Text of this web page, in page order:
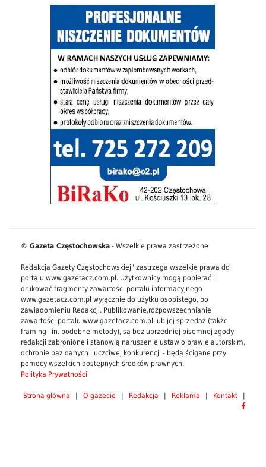
© Gazeta Częstochowska - Wszelkie prawa zastrzeżone
Redakcja Gazety Częstochowskiej" zastrzega wszelkie prawa do
portalu www.gazetacz.com.pl. Użytkownicy mogą pobierać i
drukować fragmenty zawartości portalu informacyjnego
www.gazetacz.com.pl wyłącznie do użytku osobistego, po
zawiadomieniu Redakcji. Publikowanie,rozpowszechnianie
zawartości portalu www.gazetacz.com.pl lub jej sprzedaż (także
framing i in. podobne metody), są bez uprzedniej pisemnej zgody
redakcji zabronione i stanowią naruszenie ustaw o prawie autorskim,
ochronie baz danych i uczciwej konkurencji - będą ścigane przy
pomocy wszelkich dostępnych środków prawnych.
Polityka Prywatności
Strona główna | O gazecie | Redakcja | Reklama | Kontakt |